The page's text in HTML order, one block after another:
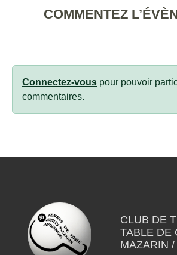
COMMENTEZ
Connectez-vous pour pouvoir
commentaires.
CLUB DE
TABLE DE
MAZARIN